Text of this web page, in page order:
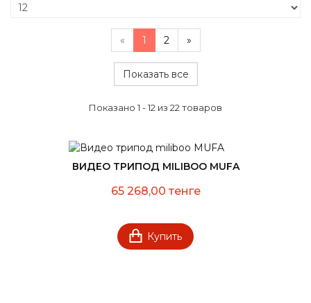
« 1 2 »
Показать все
Показано 1 - 12 из 22 товаров
ВИДЕО ТРИПОД MILIBOO MUFA
65 268,00 тенге
Купить